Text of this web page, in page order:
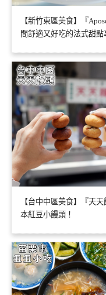
【新竹東區美食】『
間舒適又好吃的法式甜點
【台中中區美食】『天
本紅豆小饅頭！